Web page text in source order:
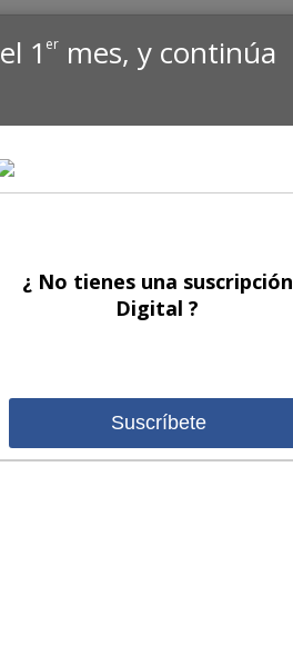
el 1er mes, y continúa
¿ No tienes una suscripción
Digital ?
Suscríbete